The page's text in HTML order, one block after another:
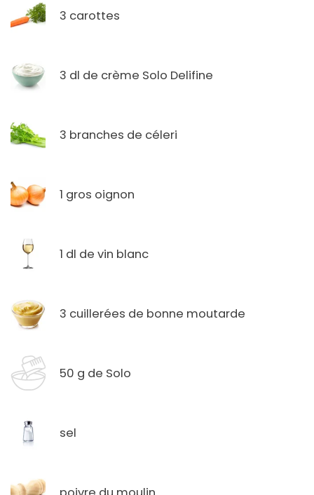
3 carottes
3 dl de crème Solo Delifine
3 branches de céleri
1 gros oignon
1 dl de vin blanc
3 cuillerées de bonne moutarde
50 g de Solo
sel